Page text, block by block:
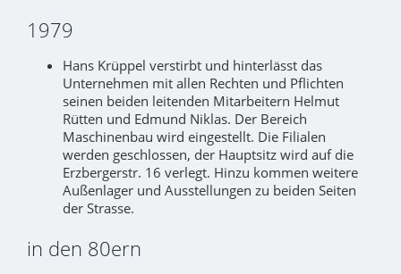
1979
Hans Krüppel verstirbt und hinterlässt das
Unternehmen mit allen Rechten und Pflichten
seinen beiden leitenden Mitarbeitern Helmut
Rütten und Edmund Niklas. Der Bereich
Maschinenbau wird eingestellt. Die Filialen
werden geschlossen, der Hauptsitz wird auf die
Erzbergerstr. 16 verlegt. Hinzu kommen weitere
Außenlager und Ausstellungen zu beiden Seiten
der Strasse.
in den 80ern